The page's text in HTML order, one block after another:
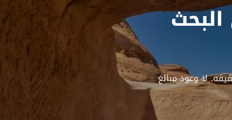
لا وعود مبالغ